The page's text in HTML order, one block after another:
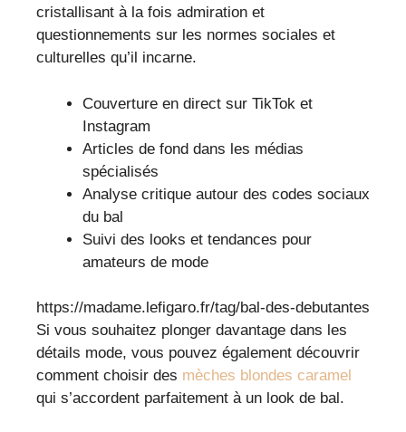
cristallisant à la fois admiration et
questionnements sur les normes sociales et
culturelles qu’il incarne.
Couverture en direct sur TikTok et
Instagram
Articles de fond dans les médias
spécialisés
Analyse critique autour des codes sociaux
du bal
Suivi des looks et tendances pour
amateurs de mode
https://madame.lefigaro.fr/tag/bal-des-debutantes
Si vous souhaitez plonger davantage dans les
détails mode, vous pouvez également découvrir
comment choisir des mèches blondes caramel
qui s’accordent parfaitement à un look de bal.